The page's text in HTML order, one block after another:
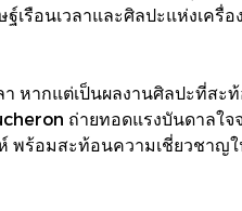
เรือนเวลาและศิลปะแห่งเค
ลา หากแต่เป็นผลงานศิลปะ
ถ่ายทอดแรงบันดาลใ
พร้อมสะท้อนความเชี่ยวชาญ